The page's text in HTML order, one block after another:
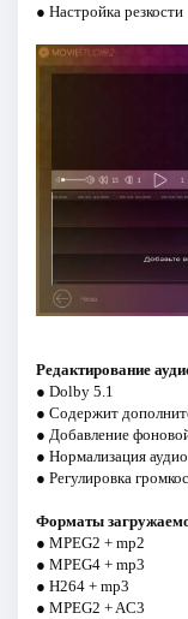
● Настройка резкости
Редактирование
● Dolby 5.1
● Содержит
● Добавление
● Нормализация аудио
● Регулировка
Форматы
● MPEG2 + mp2
● MPEG4 + mp3
● H264 + mp3
● MPEG2 + AC3